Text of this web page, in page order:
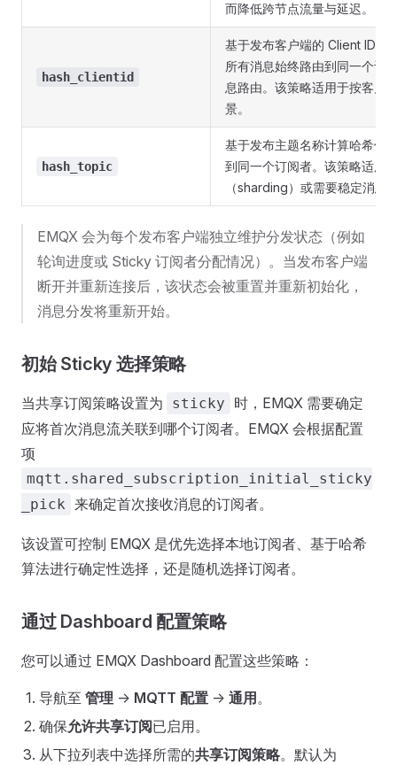
而降低跨节点流量与延迟。
hash_clientid
基于发布客户端的 Client ID
所有消息始终路由到同一个订
息路由。该策略适用于按客户
景。
hash_topic
基于发布主题名称计算哈希值
到同一个订阅者。该策略适用
（sharding）或需要稳定消息
EMQX 会为每个发布客户端独立维护分发状态（例如
轮询进度或 Sticky 订阅者分配情况）。当发布客户端
断开并重新连接后，该状态会被重置并重新初始化，
消息分发将重新开始。
初始 Sticky 选择策略
当共享订阅策略设置为 sticky
时，EMQX 需要确定
应将首次消息流关联到哪个订阅者。EMQX 会根据配置
项
mqtt.shared_subscription_initial_sticky
_pick 来确定首次接收消息的订阅者。
该设置可控制 EMQX 是优先选择本地订阅者、基于哈希
算法进行确定性选择，还是随机选择订阅者。
通过 Dashboard 配置策略
您可以通过 EMQX Dashboard 配置这些策略：
导航至 管理 -> MQTT 配置 -> 通用 。
确保允许共享订阅已启用。
从下拉列表中选择所需的共享订阅策略。默认为